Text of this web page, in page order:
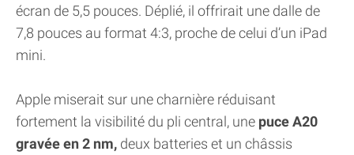
écran de 5,5 pouces. Déplié, il offrirait une dalle de
7,8 pouces au format 4:3, proche de celui d’un iPad
mini.
Apple miserait sur une charnière réduisant
fortement la visibilité du pli central, une puce A20
gravée en 2 nm, deux batteries et un châssis